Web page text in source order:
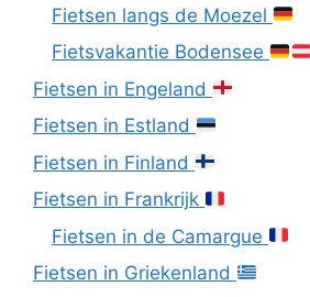
Fietsen langs de Moezel
Fietsvakantie Bodensee
Fietsen in Engeland
Fietsen in Estland
Fietsen in Finland
Fietsen in Frankrijk
Fietsen in de Camargue
Fietsen in Griekenland